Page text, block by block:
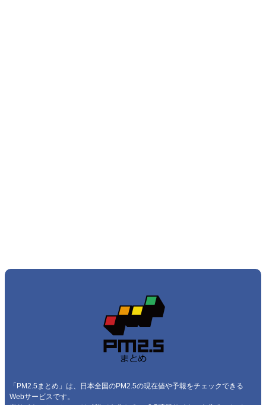
「PM2.5まとめ」は、日本全国のPM2.5の現在値や予報をチェックできる
Webサービスです。